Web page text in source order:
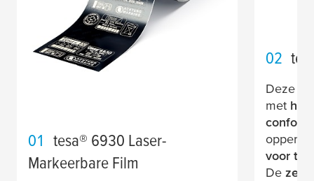
01 tesa® 6930 Laser-
Markeerbare Film
02
Deze
met
voor
De